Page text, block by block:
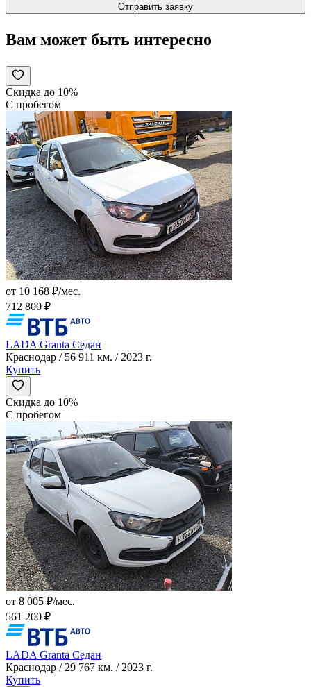
Вам может быть интересно
Скидка до 10%
С пробегом
от 10 168 ₽/мес.
712 800 ₽
LADA Granta Седан
Краснодар / 56 911 км. / 2023 г.
Купить
Скидка до 10%
С пробегом
от 8 005 ₽/мес.
561 200 ₽
LADA Granta Седан
Краснодар / 29 767 км. / 2023 г.
Купить